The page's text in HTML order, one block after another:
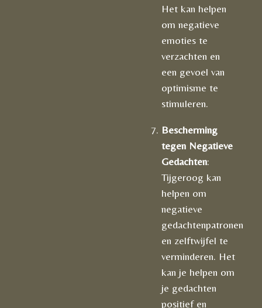
Het kan helpen
om negatieve
emoties te
verzachten en
een gevoel van
optimisme te
stimuleren.
Bescherming
tegen Negatieve
Gedachten:
Tijgeroog kan
helpen om
negatieve
gedachtenpatronen
en zelftwijfel te
verminderen. Het
kan je helpen om
je gedachten
positief en